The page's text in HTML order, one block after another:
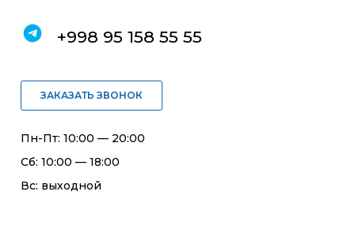
+998 95 158 55 55
ЗАКАЗАТЬ ЗВОНОК
Пн-Пт: 10:00 — 20:00
Сб: 10:00 — 18:00
Вс: выходной